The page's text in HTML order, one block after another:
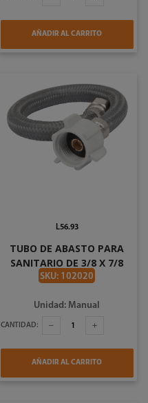
AÑADIR AL CARRITO
TUBO DE ABASTO PARA
SANITARIO DE 3/8 X 7/8
PLG VYG MB-1
SKU: 102020
L56.93
Unidad: Manual
CANTIDAD:
AÑADIR AL CARRITO